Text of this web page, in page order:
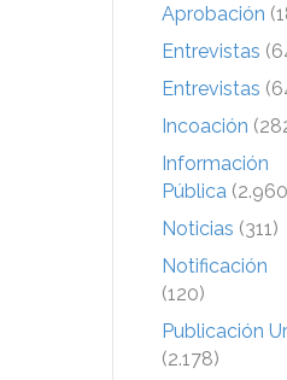
Aprobación
Entrevistas
Entrevistas
Incoación
Información
Pública
Noticias (311)
Notificación
(120)
Publicación
(2.178)